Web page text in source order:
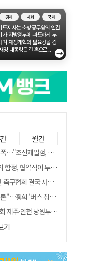
경제 사회 국제
도지사는 소방공무원의 인건
가 지방정부에 과도하게 부
며 재정개혁의 필요성을 강
명 대통령은 결혼으로...
→
월간
, 권력에 살고 권력에 죽었다"
식이 투자 확정은 아니긴 해
사과…"깊이 반성, 쇄신하겠다"
년주택' 제안에 與 내부서도 쓴소리
투표서 승리…누적 득표는 '초박빙'
"…전국 돌며 경로당 13곳 턴 30대 구속
산 11세 남아, 병원 이송 끝 숨져
기